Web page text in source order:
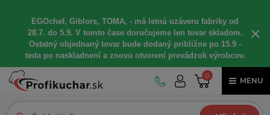
EGOchef, Giblors, TOMA, - má letnú uzáveru fabriky od
28.7. do 5.9. V tomto čase doručujeme len tovar skladom.
Ostatný objednaný tovar bude dodaný približne po 15.9 -
teda po naskladnení a znovu otvorení prevádzok výrobcov.
×
0
MENU